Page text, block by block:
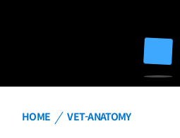
HOME VET-ANATOMY